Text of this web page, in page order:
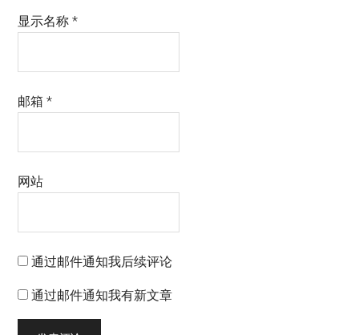
显示名称*
邮箱*
网站
通过邮件通知我后续评论
通过邮件通知我有新文章